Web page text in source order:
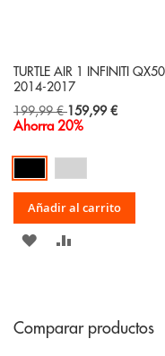
TURTLE AIR 1 INFINITI
2014-2017
199,99 € Special
Price
159,99 €
Ahorra 20%
Añadir al carrito
AÑADIR
LISTA
Comparar productos